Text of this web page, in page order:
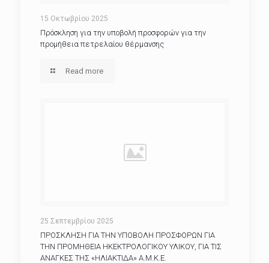
15 Οκτωβρίου 2025
Πρόσκληση για την υποβολή προσφορών για την
προμήθεια πετρελαίου θέρμανσης
Read more
25 Σεπτεμβρίου 2025
ΠΡΟΣΚΛΗΣΗ ΓΙΑ ΤΗΝ ΥΠΟΒΟΛΗ ΠΡΟΣΦΟΡΩΝ ΓΙΑ
ΤΗΝ ΠΡΟΜΗΘΕΙΑ ΗΚΕΚΤΡΟΛΟΓΙΚΟΥ ΥΛΙΚΟΥ, ΓΙΑ ΤΙΣ
ΑΝΑΓΚΕΣ ΤΗΣ «ΗΛΙΑΚΤΙΔΑ» Α.Μ.Κ.Ε.